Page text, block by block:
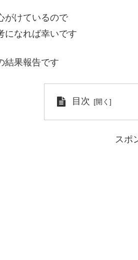
がけているので
になれば幸いです
結果報告です
目次
スポ